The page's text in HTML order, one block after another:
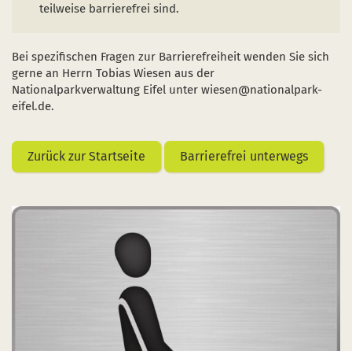
teilweise barrierefrei sind.
Bei spezifischen Fragen zur Barrierefreiheit wenden Sie sich
gerne an Herrn Tobias Wiesen aus der
Nationalparkverwaltung Eifel unter wiesen@nationalpark-
eifel.de.
Zurück zur Startseite Barrierefrei unterwegs